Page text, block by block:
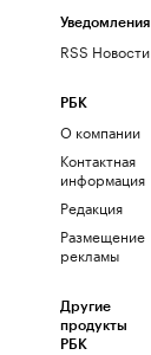
Уведомления
RSS Новости
РБК
О компании
Контактная
информация
Редакция
Размещение
рекламы
Другие
продукты
РБК